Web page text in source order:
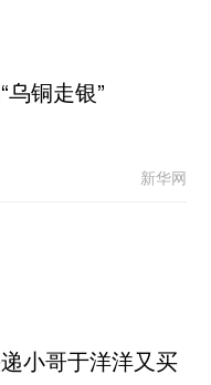
铜走银”
新华网
小哥于洋洋又买